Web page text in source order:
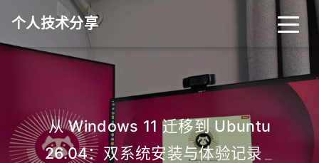
个人技术分享
分类
标签 关于 友链
从 Windows 11 迁移到 Ubuntu
26.04：双系统安装与体验记录